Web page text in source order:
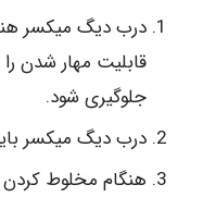
درب دیگ میکسر
قابلیت مهار شدن
جلوگیری شود.
درب دیگ میکسر
هنگام مخلوط